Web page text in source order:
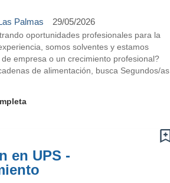
Palmas 29/05/2026
oportunidades profesionales para la
somos solventes y estamos
empresa o un crecimiento profesional?
de alimentación, busca Segundos/as
en UPS -